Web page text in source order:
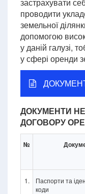
проводити
земельної
допомогою
у даній галузі,
у сфері оренди
ДОКУМЕНТИ
ДОГОВОРУ
№
1.
Паспорти та
коди